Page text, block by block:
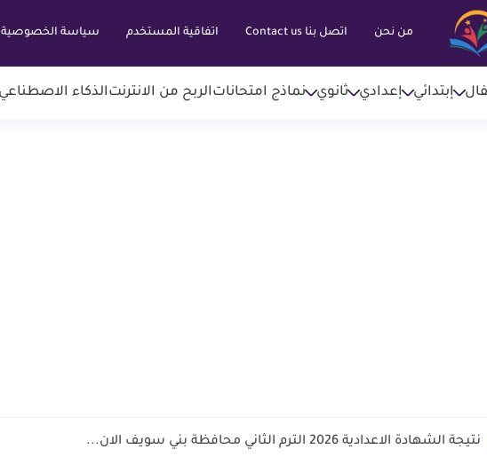
من نحن اتصل بنا Contact us اتفاقية المستخدم سياسة الخصوصية
إبتدائي إعدادي ثانوي نماذج امتحاناتالربح من الانترنتالذكاء الاصطناعي AI
نتيجة الشهادة الاعدادية 2026 الترم الثاني محافظة بني سويف الان...